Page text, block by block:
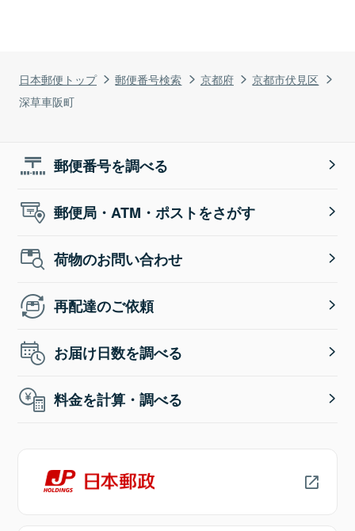
日本郵便トップ 郵便番号検索 京都府
京都市伏見区
深草車阪町
郵便番号を調べる
郵便局・ATM・ポストをさがす
荷物のお問い合わせ
再配達のご依頼
お届け日数を調べる
料金を計算・調べる